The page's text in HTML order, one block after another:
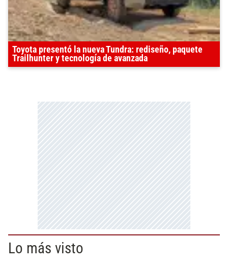
Toyota presentó la nueva Tundra: rediseño, paquete
Trailhunter y tecnología de avanzada
Lo más visto